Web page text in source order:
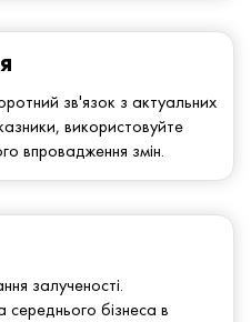
залученості.
бізнеса в
зв'язок з актуальних
використовуйте
впровадження змін.